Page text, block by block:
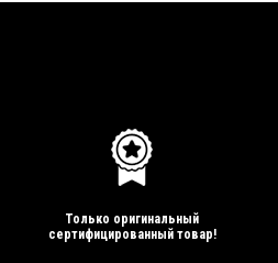
Только оригинальный
сертифицированный товар!